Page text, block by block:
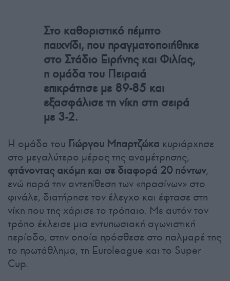
Στο καθοριστικό πέμπτο
παιχνίδι, που πραγματοποιήθηκε
στο Στάδιο Ειρήνης και Φιλίας,
η ομάδα του Πειραιά
επικράτησε με 89-85 και
εξασφάλισε τη νίκη στη σειρά
με 3-2.
Η ομάδα του Γιώργου Μπαρτζώκα κυριάρχησε
στο μεγαλύτερο μέρος της αναμέτρησης,
φτάνοντας ακόμη και σε διαφορά 20 πόντων,
ενώ παρά την αντεπίθεση των «πρασίνων» στο
φινάλε, διατήρησε τον έλεγχο και έφτασε στη
νίκη που της χάρισε το τρόπαιο. Με αυτόν τον
τρόπο έκλεισε μια εντυπωσιακή αγωνιστική
περίοδο, στην οποία πρόσθεσε στο παλμαρέ της
το πρωτάθλημα, τη Euroleague και το Super
Cup.